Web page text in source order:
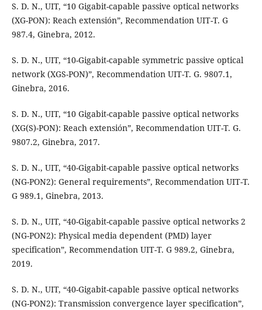
S. D. N., UIT, “10 Gigabit-capable passive optical networks
(XG-PON): Reach extensión”, Recommendation UIT-T. G
987.4, Ginebra, 2012.
S. D. N., UIT, “10-Gigabit-capable symmetric passive optical
network (XGS-PON)”, Recommendation UIT-T. G. 9807.1,
Ginebra, 2016.
S. D. N., UIT, “10 Gigabit-capable passive optical networks
(XG(S)-PON): Reach extensión”, Recommendation UIT-T. G.
9807.2, Ginebra, 2017.
S. D. N., UIT, “40-Gigabit-capable passive optical networks
(NG-PON2): General requirements”, Recommendation UIT-T.
G 989.1, Ginebra, 2013.
S. D. N., UIT, “40-Gigabit-capable passive optical networks 2
(NG-PON2): Physical media dependent (PMD) layer
specification”, Recommendation UIT-T. G 989.2, Ginebra,
2019.
S. D. N., UIT, “40-Gigabit-capable passive optical networks
(NG-PON2): Transmission convergence layer specification”,